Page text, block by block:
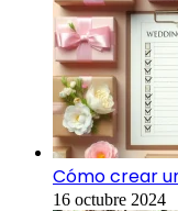
Cómo crear
16 octubre 2024